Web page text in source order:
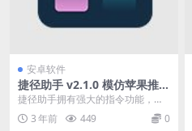
安卓软件
捷径助手 v2.1.0 模仿苹果推出
的安卓强大快捷指令功能，解
锁会员版
捷径助手拥有强大的指令功能，模
仿苹果推出的强大功能，让用户可
以设置自己需要的快捷...
3 年前 449 0